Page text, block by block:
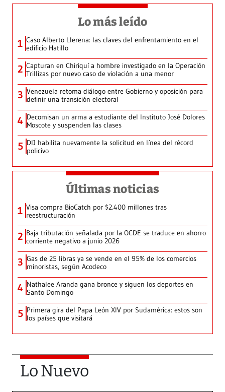
Lo más leído
1 Caso Alberto Llerena: las claves del enfrentamiento en el
edificio Hatillo
2 Capturan en Chiriquí a hombre investigado en la Operación
Trillizas por nuevo caso de violación a una menor
3 Venezuela retoma diálogo entre Gobierno y oposición para
definir una transición electoral
4 Decomisan un arma a estudiante del Instituto José Dolores
Moscote y suspenden las clases
5 DIJ habilita nuevamente la solicitud en línea del récord
policivo
Últimas noticias
1 Visa compra BioCatch por $2.400 millones tras
reestructuración
2 Baja tributación señalada por la OCDE se traduce en ahorro
corriente negativo a junio 2026
3 Gas de 25 libras ya se vende en el 95% de los comercios
minoristas, según Acodeco
4 Nathalee Aranda gana bronce y siguen los deportes en
Santo Domingo
5 Primera gira del Papa León XIV por Sudamérica: estos son
los países que visitará
Lo Nuevo